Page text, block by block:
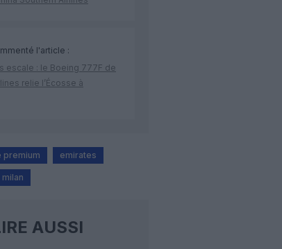
l'article :
escale : le Boeing 777F de
relie l’Écosse à
premium emirates
milan
AUSSI